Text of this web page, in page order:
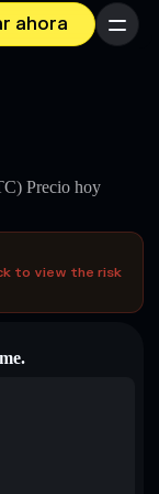
ahora Menú
Precio hoy
to view the risk